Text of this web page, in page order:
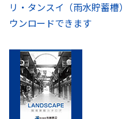
リ・タンスイ（雨水貯蓄槽）
ウンロードできます